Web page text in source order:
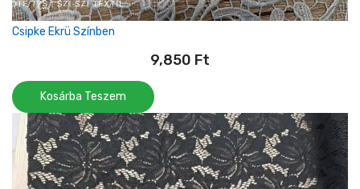
Csipke Ekrü Színben
9,850 Ft
Kosárba Teszem